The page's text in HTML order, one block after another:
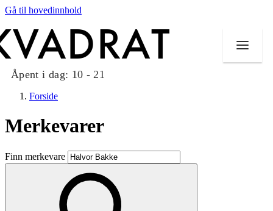
Gå til hovedinnhold
Åpent i dag: 10 - 21
Butikker
Mat og drikke
Taket på Kvadrat
Forside
Merkevarer
Finn merkevare